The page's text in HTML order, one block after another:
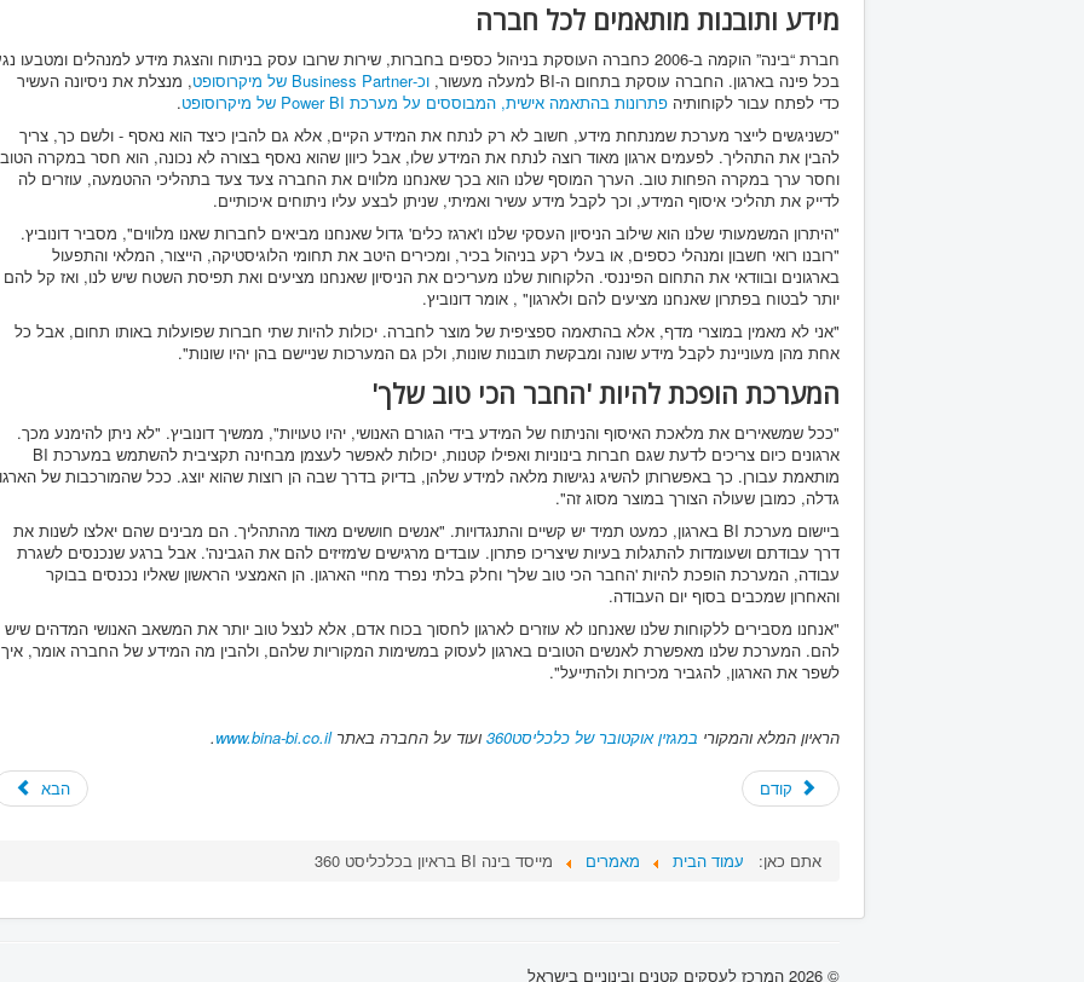
מידע ותובנות מותאמים לכל חברה
חברת “בינה” הוקמה ב-2006 כחברה העוסקת בניהול כספים בחברות, שירות שרובו עסק בניתוח והצגת מידע למנהלים ומטבעו
בכל פינה בארגון. החברה עוסקת בתחום ה-BI למעלה מעשור,
וכ-Business Partner של מיקרוסופט
, מנצלת את ניסיונה העשיר
כדי לפתח עבור לקוחותיה פתרונות בהתאמה אישית, המבוססים על מערכת Power BI של מיקרוסופט
.
"כשניגשים לייצר מערכת שמנתחת מידע, חשוב לא רק לנתח את המידע הקיים, אלא גם להבין כיצד הוא נאסף - ולשם כך, צריך
להבין את התהליך. לפעמים ארגון מאוד רוצה לנתח את המידע שלו, אבל כיוון שהוא נאסף בצורה לא נכונה, הוא חסר במקרה הטוב
וחסר ערך במקרה הפחות טוב. הערך המוסף שלנו הוא בכך שאנחנו מלווים את החברה צעד צעד בתהליכי ההטמעה, עוזרים לה
לדייק את תהליכי איסוף המידע, וכך לקבל מידע עשיר ואמיתי, שניתן לבצע עליו ניתוחים איכותיים.
"היתרון המשמעותי שלנו הוא שילוב הניסיון העסקי שלנו ו'ארגז כלים' גדול שאנחנו מביאים לחברות שאנו מלווים", מסביר דונוביץ.
"רובנו רואי חשבון ומנהלי כספים, או בעלי רקע בניהול בכיר, ומכירים היטב את תחומי הלוגיסטיקה, הייצור, המלאי והתפעול
בארגונים ובוודאי את התחום הפיננסי. הלקוחות שלנו מעריכים את הניסיון שאנחנו מציעים ואת תפיסת השטח שיש לנו, ואז קל להם
יותר לבטוח בפתרון שאנחנו מציעים להם ולארגון" , אומר דונוביץ.
"אני לא מאמין במוצרי מדף, אלא בהתאמה ספציפית של מוצר לחברה. יכולות להיות שתי חברות שפועלות באותו תחום, אבל כל
אחת מהן מעוניינת לקבל מידע שונה ומבקשת תובנות שונות, ולכן גם המערכות שניישם בהן יהיו שונות".
המערכת הופכת להיות 'החבר הכי טוב שלך'
"ככל שמשאירים את מלאכת האיסוף והניתוח של המידע בידי הגורם האנושי, יהיו טעויות", ממשיך דונוביץ. "לא ניתן להימנע מכך.
ארגונים כיום צריכים לדעת שגם חברות בינוניות ואפילו קטנות, יכולות לאפשר לעצמן מבחינה תקציבית להשתמש במערכת BI
מותאמת עבורן. כך באפשרותן להשיג נגישות מלאה למידע שלהן, בדיוק בדרך שבה הן רוצות שהוא יוצג. ככל שהמורכבות של
גדלה, כמובן שעולה הצורך במוצר מסוג זה".
ביישום מערכת BI בארגון, כמעט תמיד יש קשיים והתנגדויות. "אנשים חוששים מאוד מהתהליך. הם מבינים שהם יאלצו לשנות את
דרך עבודתם ושעומדות להתגלות בעיות שיצריכו פתרון. עובדים מרגישים ש'מזיזים להם את הגבינה'. אבל ברגע שנכנסים לשגרת
עבודה, המערכת הופכת להיות 'החבר הכי טוב שלך' וחלק בלתי נפרד מחיי הארגון. הן האמצעי הראשון שאליו נכנסים בבוקר
והאחרון שמכבים בסוף יום העבודה.
"אנחנו מסבירים ללקוחות שלנו שאנחנו לא עוזרים לארגון לחסוך בכוח אדם, אלא לנצל טוב יותר את המשאב האנושי המדהים שיש
להם. המערכת שלנו מאפשרת לאנשים הטובים בארגון לעסוק במשימות המקוריות שלהם, ולהבין מה המידע של החברה אומר, איך
לשפר את הארגון, להגביר מכירות ולהתייעל".
הראיון המלא והמקורי במגזין אוקטובר של כלכליסט360 ועוד על החברה באתרwww.bina-bi.co.il
.
קודם הבא
אתם כאן: עמוד הבית מאמרים מייסד בינה BI בראיון בכלכליסט 360
© 2026 המרכז לעסקים קטנים ובינוניים בישראל